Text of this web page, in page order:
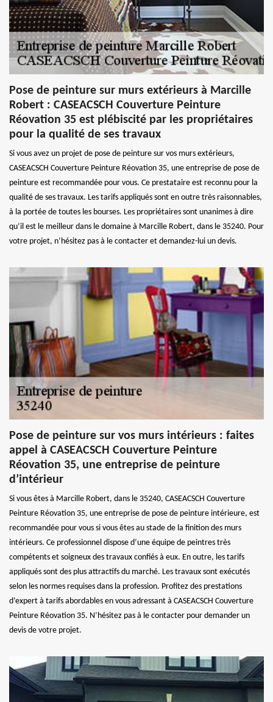
Pose de peinture sur murs extérieurs à Marcille
Robert : CASEACSCH Couverture Peinture
Réovation 35 est plébiscité par les propriétaires
pour la qualité de ses travaux
Si vous avez un projet de pose de peinture sur vos murs extérieurs,
CASEACSCH Couverture Peinture Réovation 35, une entreprise de pose de
peinture est recommandée pour vous. Ce prestataire est reconnu pour la
qualité de ses travaux. Les tarifs appliqués sont en outre très raisonnables,
à la portée de toutes les bourses. Les propriétaires sont unanimes à dire
qu’il est le meilleur dans le domaine à Marcille Robert, dans le 35240. Pour
votre projet, n’hésitez pas à le contacter et demandez-lui un devis.
Pose de peinture sur vos murs intérieurs : faites
appel à CASEACSCH Couverture Peinture
Réovation 35, une entreprise de peinture
d’intérieur
Si vous êtes à Marcille Robert, dans le 35240, CASEACSCH Couverture
Peinture Réovation 35, une entreprise de pose de peinture intérieure, est
recommandée pour vous si vous êtes au stade de la finition des murs
intérieurs. Ce professionnel dispose d’une équipe de peintres très
compétents et soigneux des travaux confiés à eux. En outre, les tarifs
appliqués sont des plus attractifs du marché. Les travaux sont exécutés
selon les normes requises dans la profession. Profitez des prestations
d’expert à tarifs abordables en vous adressant à CASEACSCH Couverture
Peinture Réovation 35. N’hésitez pas à le contacter pour demander un
devis de votre projet.